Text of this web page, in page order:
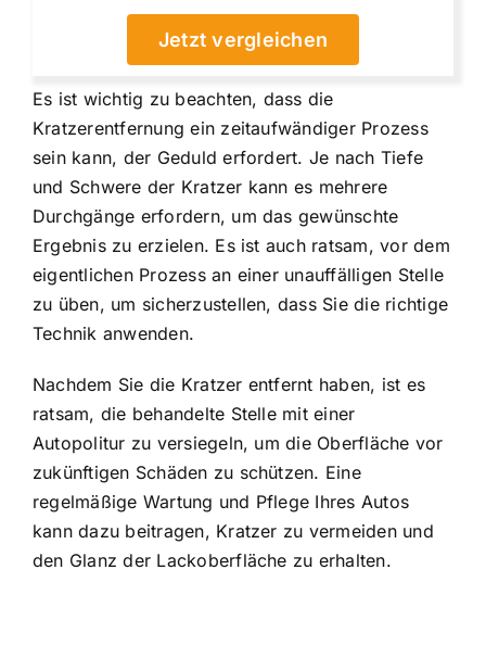
Jetzt vergleichen
Es ist wichtig zu beachten, dass die
Kratzerentfernung ein zeitaufwändiger Prozess
sein kann, der Geduld erfordert. Je nach Tiefe
und Schwere der Kratzer kann es mehrere
Durchgänge erfordern, um das gewünschte
Ergebnis zu erzielen. Es ist auch ratsam, vor dem
eigentlichen Prozess an einer unauffälligen Stelle
zu üben, um sicherzustellen, dass Sie die richtige
Technik anwenden.
Nachdem Sie die Kratzer entfernt haben, ist es
ratsam, die behandelte Stelle mit einer
Autopolitur zu versiegeln, um die Oberfläche vor
zukünftigen Schäden zu schützen. Eine
regelmäßige Wartung und Pflege Ihres Autos
kann dazu beitragen, Kratzer zu vermeiden und
den Glanz der Lackoberfläche zu erhalten.